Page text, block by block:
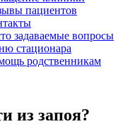
пациентов
задаваемые вопросы
стационара
родственникам
из запоя?